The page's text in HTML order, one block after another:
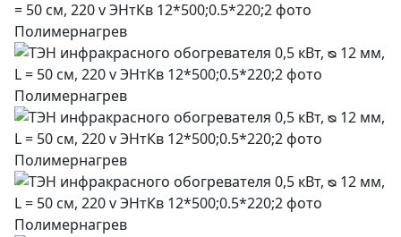
= 50 см, 220 v ЭНтКв 12*500;0.5*220;2 фото
Полимернагрев